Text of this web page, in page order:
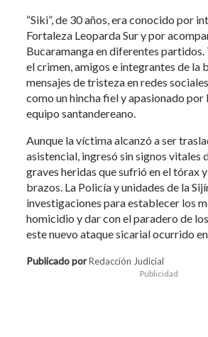
“Siki”, de 30 años, era conocido por
Fortaleza Leoparda Sur y por
Bucaramanga en diferentes partidos.
el crimen, amigos e integrantes de la
mensajes de tristeza en redes
como un hincha fiel y apasionado por
equipo santandereano.
Aunque la víctima alcanzó a ser
asistencial, ingresó sin signos vitales
graves heridas que sufrió en el tórax y
brazos. La Policía y unidades de la
investigaciones para establecer los
homicidio y dar con el paradero de
este nuevo ataque sicarial ocurrido
Publicado porRedacción Judicial
Publicidad